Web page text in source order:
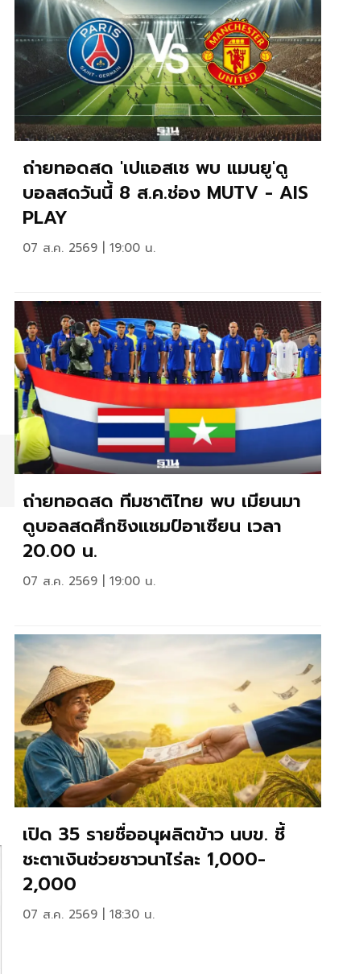
ถ่ายทอดสด 'เปแอสเช พบ แมนยู'ดู
บอลสดวันนี้ 8 ส.ค.ช่อง MUTV - AIS
PLAY
07 ส.ค. 2569 | 19:00 น.
ถ่ายทอดสด ทีมชาติไทย พบ เมียนมา
ดูบอลสดศึกชิงแชมป์อาเซียน เวลา
20.00 น.
07 ส.ค. 2569 | 19:00 น.
เปิด 35 รายชื่ออนุผลิตข้าว นบข. ชี้
ชะตาเงินช่วยชาวนาไร่ละ 1,000-
2,000
07 ส.ค. 2569 | 18:30 น.